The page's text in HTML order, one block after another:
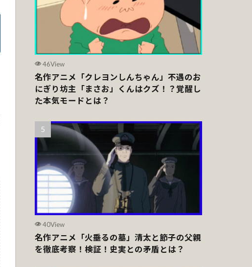
46View
名作アニメ「クレヨンしんちゃん」不遇のお
にぎり坊主「まさお」くんはクズ！？覚醒し
た本気モードとは？
40View
名作アニメ「火垂るの墓」清太と節子の父親
を徹底考察！検証！史実との矛盾とは？